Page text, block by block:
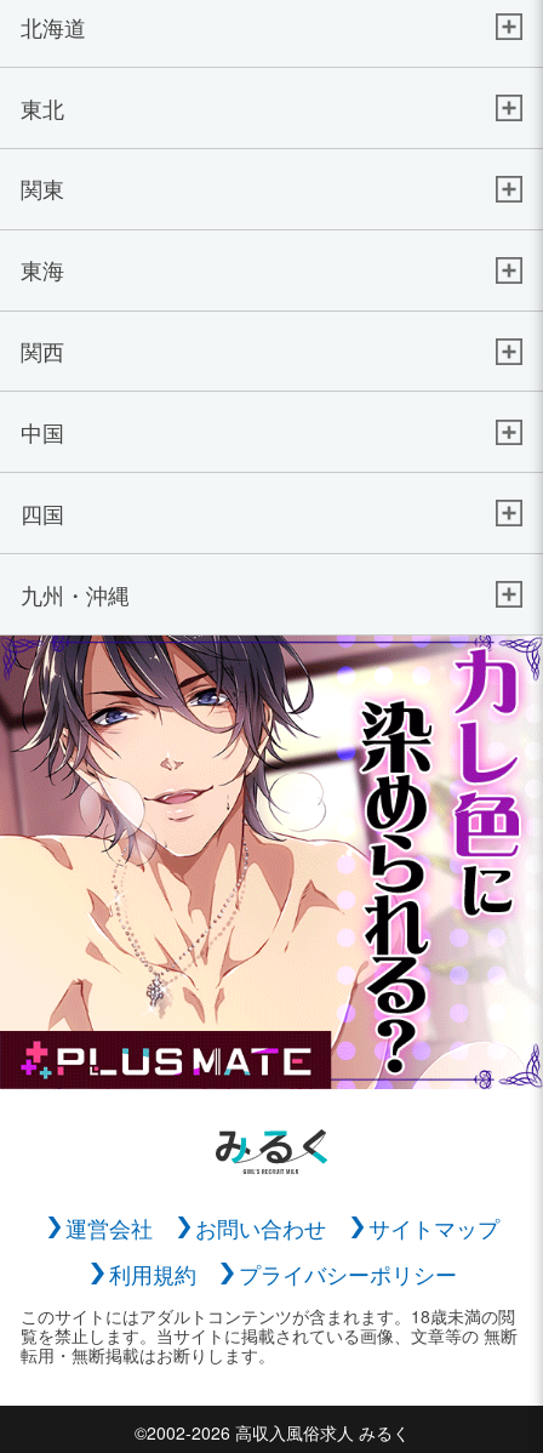
北海道
東北
関東
東海
関西
中国
四国
九州・沖縄
運営会社 お問い合わせ
サイトマップ
利用規約
プライバシーポリシー
このサイトにはアダルトコンテンツが含まれます。18歳未満の閲
覧を禁止します。当サイトに掲載されている画像、文章等の 無断
転用・無断掲載はお断りします。
©2002-2026 高収入風俗求人 みるく